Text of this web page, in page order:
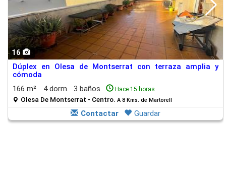
16
Dúplex en Olesa de Montserrat con terraza amplia y
cómoda
166 m²
4 dorm. 3 baños Hace 15 horas
Olesa De Montserrat - Centro. A 8 Kms. de Martorell
Contactar Guardar